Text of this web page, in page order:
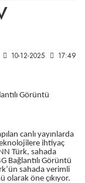
10-12-2025 17:49
Görüntü
canlı yayınlarda
ihtiyaç
Türk, sahada
Bağlantılı Görüntü
sahada verimli
olarak öne çıkıyor.